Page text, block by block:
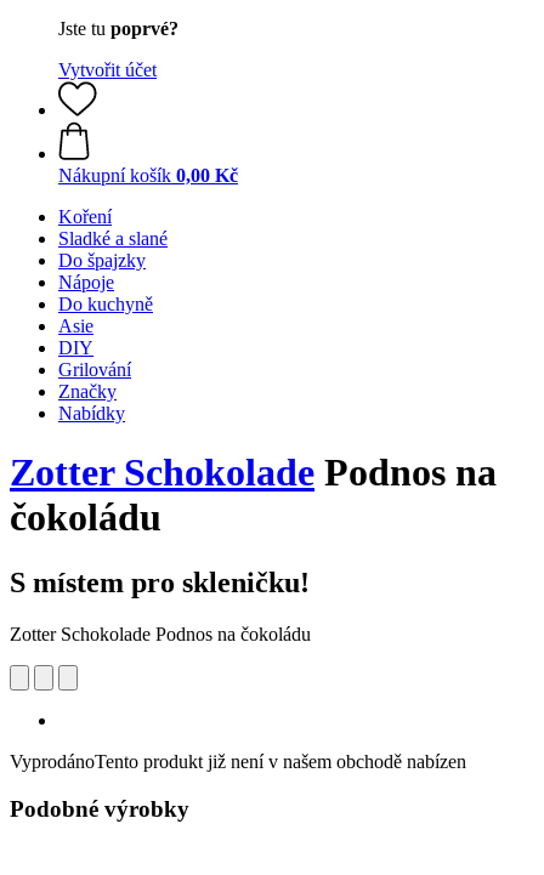
Jste tu poprvé?
Vytvořit účet
Nákupní košík 0,00 Kč
Koření
Sladké a slané
Do špajzky
Nápoje
Do kuchyně
Asie
DIY
Grilování
Značky
Nabídky
Zotter Schokolade Podnos na
čokoládu
S místem pro skleničku!
Zotter Schokolade Podnos na čokoládu
VyprodánoTento produkt již není v našem obchodě nabízen
Podobné výrobky